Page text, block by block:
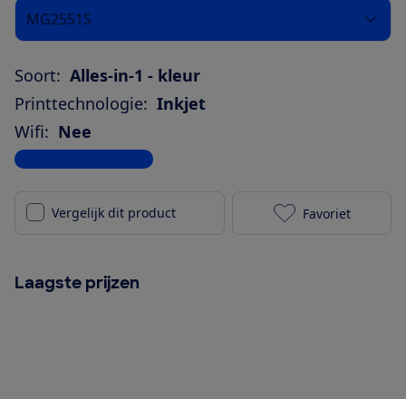
MG2551S
Soort: Alles-in-1 - kleur
Printtechnologie: Inkjet
Wifi: Nee
Bekijk alle specificaties
Vergelijk dit product Canon
Favoriet
Laagste prijzen